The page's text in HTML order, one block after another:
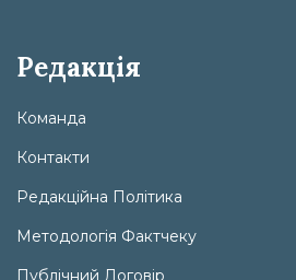
Редакція
Команда
Контакти
Редакційна Політика
Методологія Фактчеку
Публічний Договір